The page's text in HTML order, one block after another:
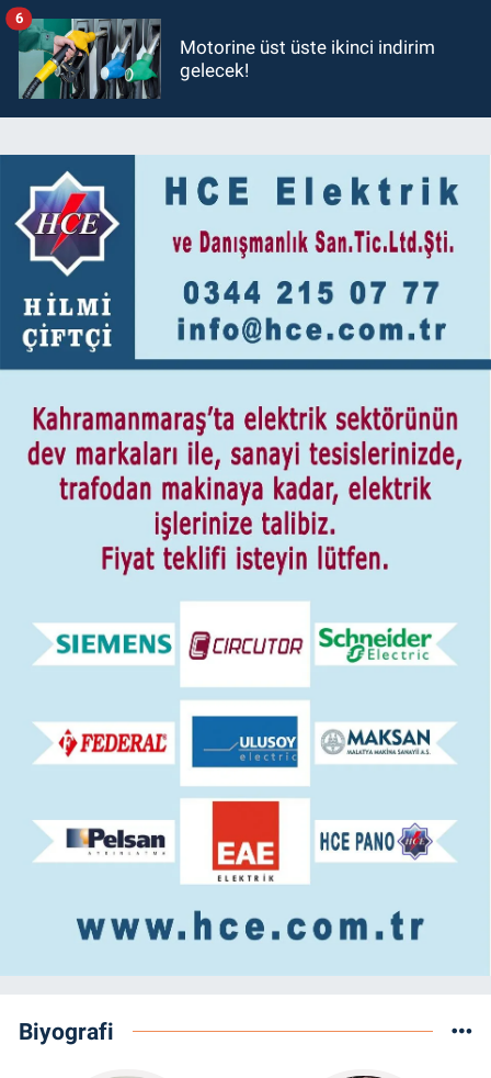
Motorine üst üste ikinci indirim
gelecek!
6
Biyografi